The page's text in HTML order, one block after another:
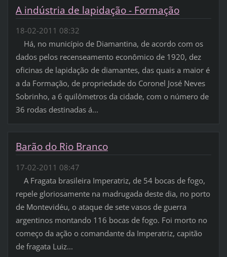
A indústria de lapidação - Formação
18-02-2011 08:32
Há, no município de Diamantina, de acordo com os
dados pelos recenseamento econômico de 1920, dez
oficinas de lapidação de diamantes, das quais a maior é
a da Formação, de propriedade do Coronel José Neves
Sobrinho, a 6 quilômetros da cidade, com o número de
36 rodas destinadas á...
Barão do Rio Branco
17-02-2011 08:47
A Fragata brasileira Imperatriz, de 54 bocas de fogo,
repele gloriosamente na madrugada deste dia, no porto
de Montevidéu, o ataque de sete vasos de guerra
argentinos montando 116 bocas de fogo. Foi morto no
começo da ação o comandante da Imperatriz, capitão
de fragata Luiz...